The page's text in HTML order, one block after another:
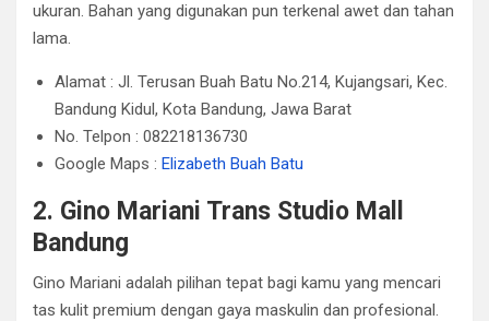
ukuran. Bahan yang digunakan pun terkenal awet dan tahan
lama.
Alamat : Jl. Terusan Buah Batu No.214, Kujangsari, Kec.
Bandung Kidul, Kota Bandung, Jawa Barat
No. Telpon : 082218136730
Google Maps : Elizabeth Buah Batu
2. Gino Mariani Trans Studio Mall
Bandung
Gino Mariani adalah pilihan tepat bagi kamu yang mencari
tas kulit premium dengan gaya maskulin dan profesional.